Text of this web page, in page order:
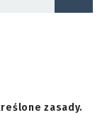
zasady.